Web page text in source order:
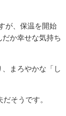
が、保温を開始
か幸せな気持ち
まろやかな「し
そうです。